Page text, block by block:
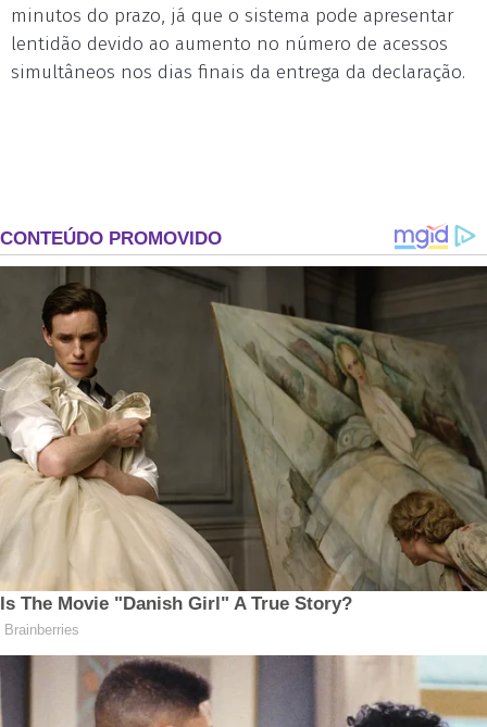
minutos do prazo, já que o sistema pode apresentar
lentidão devido ao aumento no número de acessos
simultâneos nos dias finais da entrega da declaração.